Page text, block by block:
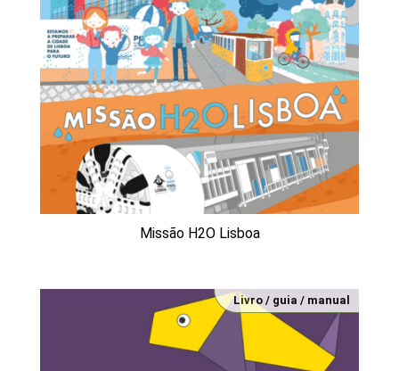
Missão H2O Lisboa
Livro / guia / manual